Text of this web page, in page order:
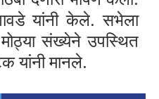
यांनी केले. सभेला
संख्येने उपस्थित
यांनी मानले.